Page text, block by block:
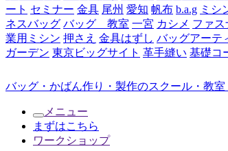
ート セミナー 金具 尾州 愛知 帆布 b.a.g ミシ
ネスバッグ バッグ 教室 一宮 カシメ ファス
業用ミシン 押さえ 金具はずし バッグアーテ
ガーデン 東京ビッグサイト 革手縫い 基礎コ
バッグ・かばん作り・製作のスクール・教
メニュー
まずはこちら
ワークショップ